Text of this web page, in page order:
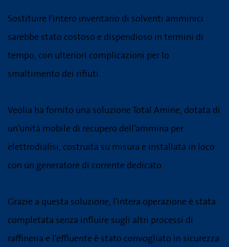
Sostituire l'intero inventario di solventi amminici
sarebbe stato costoso e dispendioso in termini di
tempo, con ulteriori complicazioni per lo
smaltimento dei rifiuti.
Veolia ha fornito una soluzione Total Amine, dotata di
un'unità mobile di recupero dell'ammina per
elettrodialisi, costruita su misura e installata in loco
con un generatore di corrente dedicato.
Grazie a questa soluzione, l'intera operazione è stata
completata senza influire sugli altri processi di
raffineria e l'effluente è stato convogliato in sicurezza